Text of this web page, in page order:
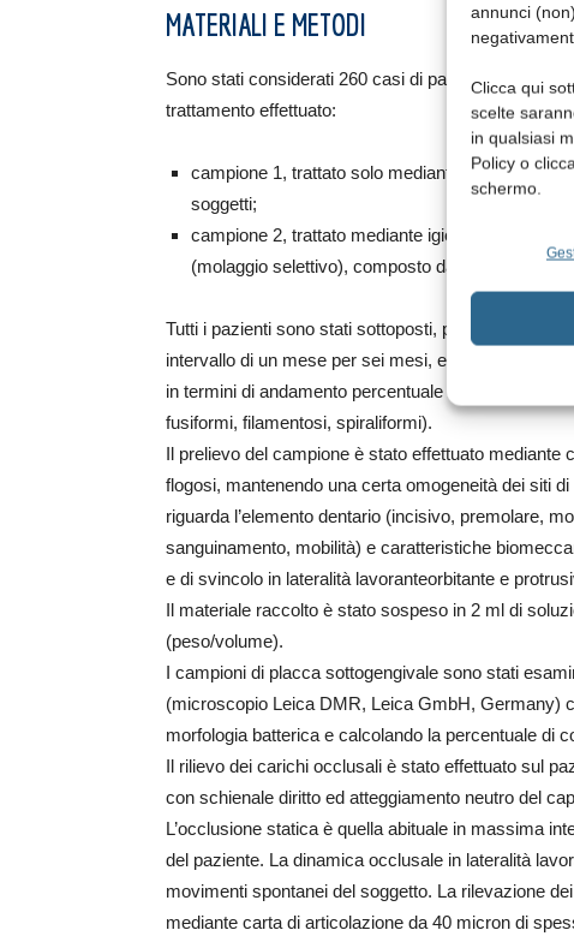
annunci
Clicca qui
scelte
in qualsiasi
Policy o
schermo.
MATERIALI E METODI
Sono stati considerati 260 casi di parodontite
trattamento effettuato:
campione 1, trattato solo mediante igiene orale
soggetti;
campione 2, trattato mediante igiene orale
(molaggio selettivo), composto da 179 soggetti.
Tutti i pazienti sono stati sottoposti, previo
intervallo di un mese per sei mesi, evidenziando la
in termini di andamento percentuale delle forme
fusiformi, filamentosi, spiraliformi).
Il prelievo del campione è stato effettuato
flogosi, mantenendo una certa omogeneità dei siti
riguarda l’elemento dentario (incisivo, premolare,
sanguinamento, mobilità) e caratteristiche
e di svincolo in lateralità lavoranteorbitante e
Il materiale raccolto è stato sospeso in 2 ml di
(peso/volume).
I campioni di placca sottogengivale sono stati
(microscopio Leica DMR, Leica GmbH, Germany)
morfologia batterica e calcolando la percentuale di
Il rilievo dei carichi occlusali è stato effettuato sul
con schienale diritto ed atteggiamento neutro del
L’occlusione statica è quella abituale in massima
del paziente. La dinamica occlusale in lateralità
movimenti spontanei del soggetto. La rilevazione
mediante carta di articolazione da 40 micron di